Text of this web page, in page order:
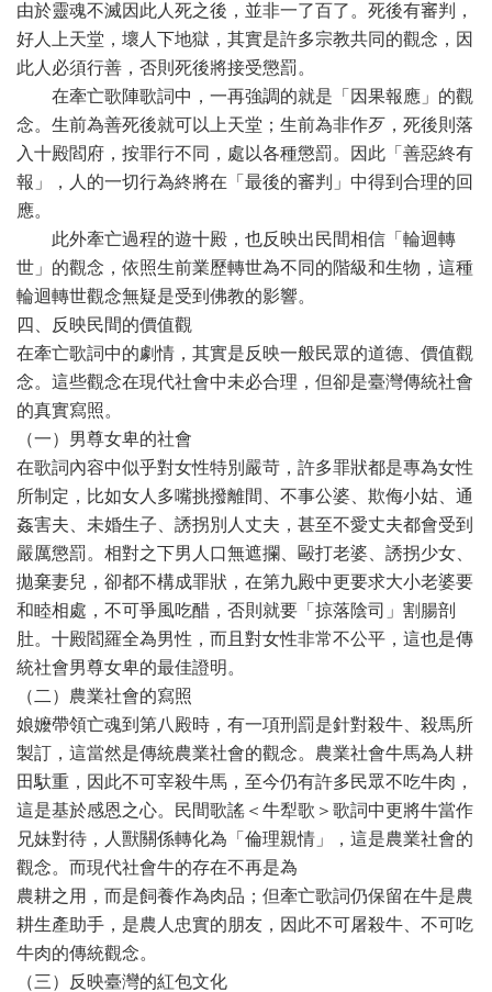
由於靈魂不滅因此人死之後，並非一了百了。死後有審判，
好人上天堂，壞人下地獄，其實是許多宗教共同的觀念，因
此人必須行善，否則死後將接受懲罰。
在牽亡歌陣歌詞中，一再強調的就是「因果報應」的觀
念。生前為善死後就可以上天堂；生前為非作歹，死後則落
入十殿閻府，按罪行不同，處以各種懲罰。因此「善惡終有
報」，人的一切行為終將在「最後的審判」中得到合理的回
應。
此外牽亡過程的遊十殿，也反映出民間相信「輪迴轉
世」的觀念，依照生前業歷轉世為不同的階級和生物，這種
輪迴轉世觀念無疑是受到佛教的影響。
四、反映民間的價值觀
在牽亡歌詞中的劇情，其實是反映一般民眾的道德、價值觀
念。這些觀念在現代社會中未必合理，但卻是臺灣傳統社會
的真實寫照。
（一）男尊女卑的社會
在歌詞內容中似乎對女性特別嚴苛，許多罪狀都是專為女性
所制定，比如女人多嘴挑撥離間、不事公婆、欺侮小姑、通
姦害夫、未婚生子、誘拐別人丈夫，甚至不愛丈夫都會受到
嚴厲懲罰。相對之下男人口無遮攔、毆打老婆、誘拐少女、
拋棄妻兒，卻都不構成罪狀，在第九殿中更要求大小老婆要
和睦相處，不可爭風吃醋，否則就要「掠落陰司」割腸剖
肚。十殿閻羅全為男性，而且對女性非常不公平，這也是傳
統社會男尊女卑的最佳證明。
（二）農業社會的寫照
娘嬤帶領亡魂到第八殿時，有一項刑罰是針對殺牛、殺馬所
製訂，這當然是傳統農業社會的觀念。農業社會牛馬為人耕
田馱重，因此不可宰殺牛馬，至今仍有許多民眾不吃牛肉，
這是基於感恩之心。民間歌謠＜牛犁歌＞歌詞中更將牛當作
兄妹對待，人獸關係轉化為「倫理親情」，這是農業社會的
觀念。而現代社會牛的存在不再是為
農耕之用，而是飼養作為肉品；但牽亡歌詞仍保留在牛是農
耕生產助手，是農人忠實的朋友，因此不可屠殺牛、不可吃
牛肉的傳統觀念。
（三）反映臺灣的紅包文化